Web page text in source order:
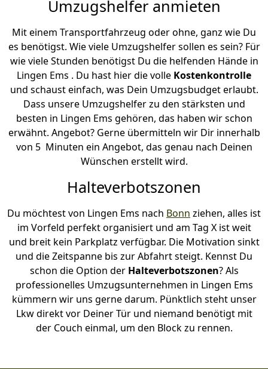
Umzugshelfer anmieten
Mit einem Transportfahrzeug oder ohne, ganz wie Du
es benötigst. Wie viele Umzugshelfer sollen es sein? Für
wie viele Stunden benötigst Du die helfenden Hände in
Lingen Ems . Du hast hier die volle Kostenkontrolle
und schaust einfach, was Dein Umzugsbudget erlaubt.
Dass unsere Umzugshelfer zu den stärksten und
besten in Lingen Ems gehören, das haben wir schon
erwähnt. Angebot? Gerne übermitteln wir Dir innerhalb
von 5 Minuten ein Angebot, das genau nach Deinen
Wünschen erstellt wird.
Halteverbotszonen
Du möchtest von Lingen Ems nach Bonn ziehen, alles ist
im Vorfeld perfekt organisiert und am Tag X ist weit
und breit kein Parkplatz verfügbar. Die Motivation sinkt
und die Zeitspanne bis zur Abfahrt steigt. Kennst Du
schon die Option der Halteverbotszonen? Als
professionelles Umzugsunternehmen in Lingen Ems
kümmern wir uns gerne darum. Pünktlich steht unser
Lkw direkt vor Deiner Tür und niemand benötigt mit
der Couch einmal, um den Block zu rennen.